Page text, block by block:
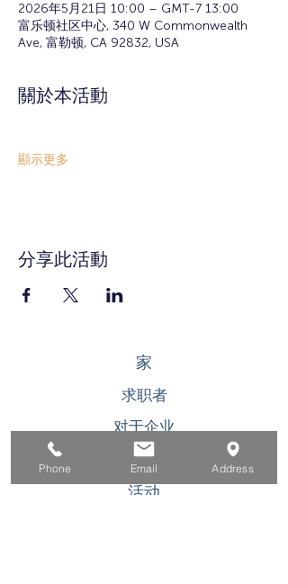
2026年5月21日 10:00 – GMT-7 13:00
富乐顿社区中心, 340 W Commonwealth
Ave, 富勒顿, CA 92832, USA
關於本活動
顯示更多
分享此活動
家
求职者
对于企业
为青年
活动
Phone Email Address